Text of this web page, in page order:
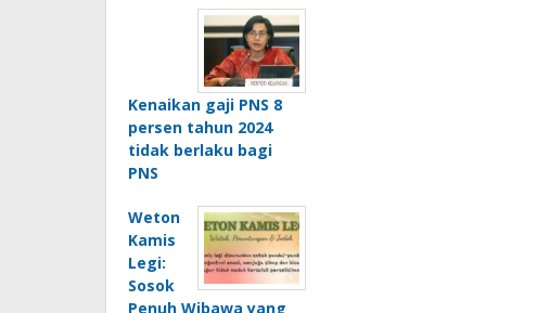
Kenaikan gaji PNS 8
persen tahun 2024
tidak berlaku bagi
PNS
Weton
Kamis
Legi:
Sosok
Penuh Wibawa yang